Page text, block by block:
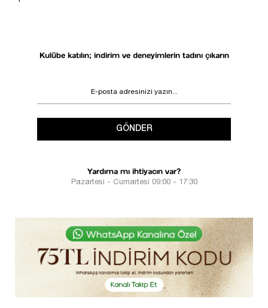
Kulübe katılın; indirim ve deneyimlerin tadını çıkarın
GÖNDER
Yardıma mı ihtiyacın var?
Pazartesi - Cumartesi 09:00 - 17:30